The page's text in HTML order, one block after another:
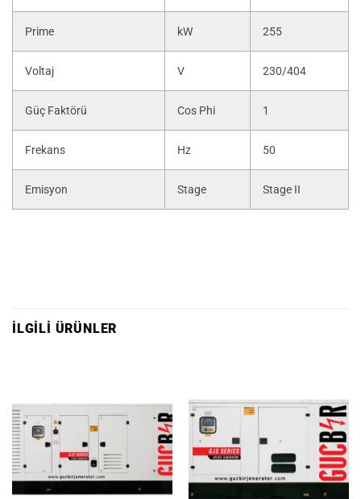
Prime kW 255
Voltaj V 230/404
Güç Faktörü Cos Phi 1
Frekans Hz 50
Emisyon Stage Stage II
İLGILI ÜRÜNLER